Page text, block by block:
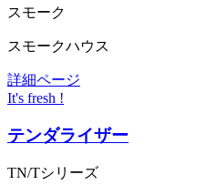
スモーク
スモークハウス
詳細ページ
It's fresh !
テンダライザー
TN/Tシリーズ